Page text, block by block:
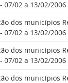
07/02 a 13/02/2006
dos municípios
07/02 a 13/02/2006
dos municípios
07/02 a 13/02/2006
dos municípios